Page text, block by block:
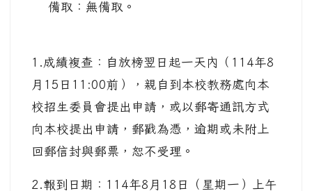
備取：無備取。
1.成績複查：自放榜翌日起一天內（114年8
月15日11:00前），親自到本校教務處向本
校招生委員會提出申請，或以郵寄通訊方式
向本校提出申請，郵戳為憑，逾期或未附上
回郵信封與郵票，恕不受理。
2.報到日期：114年8月18日（星期一）上午